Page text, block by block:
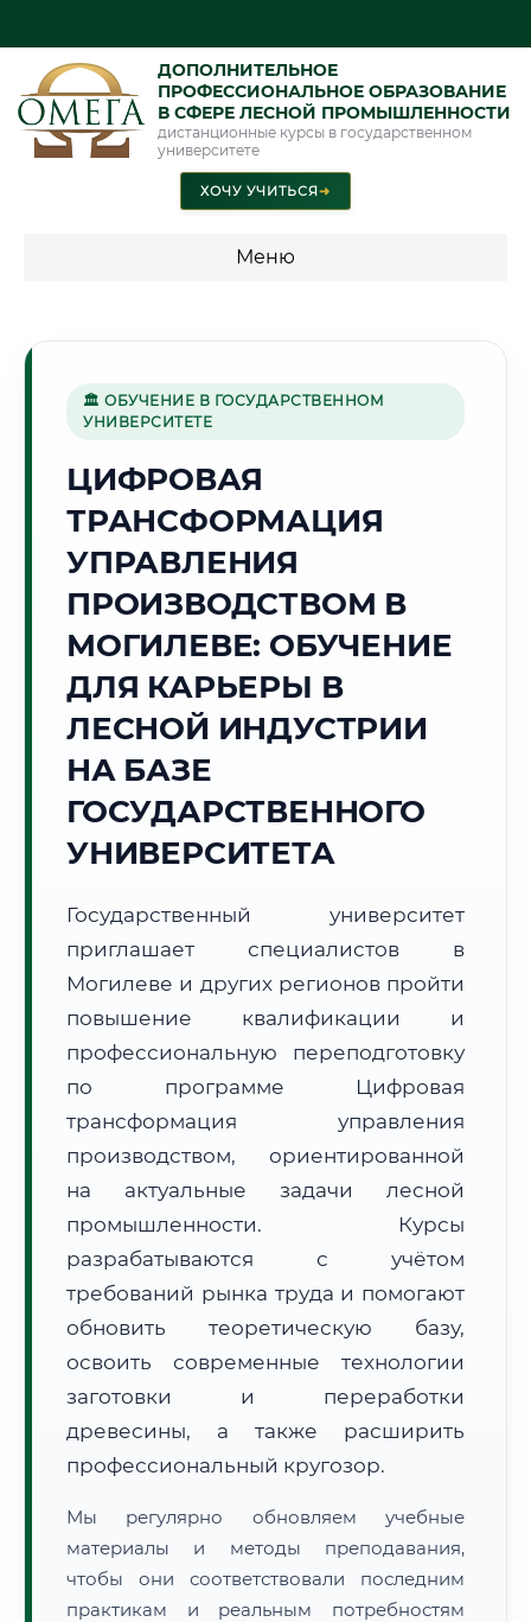
ДОПОЛНИТЕЛЬНОЕ
ПРОФЕССИОНАЛЬНОЕ ОБРАЗОВАНИЕ
В СФЕРЕ ЛЕСНОЙ ПРОМЫШЛЕННОСТИ
дистанционные курсы в государственном
университете
ХОЧУ УЧИТЬСЯ➜
Меню
промышленность"
🏙️
Г. МОГИЛЕВ
Точное местное время:
06:22:52
Пятница, 7 Августа
🌅 Восход:05:23 🌇 Закат:
20:46
Световой день:
Тел. код:
+375 (222)
Дистанционно
🗺️ Зона обслуживания: г. Могилев
Расчет логистики оригиналов:
• Маршрут транзита:~3 319 км
📜 Документы и аккредитация ФИС ФРДО
🏛 ОБУЧЕНИЕ В ГОСУДАРСТВЕННОМ
УНИВЕРСИТЕТЕ
ЦИФРОВАЯ
ТРАНСФОРМАЦИЯ
УПРАВЛЕНИЯ
ПРОИЗВОДСТВОМ В
МОГИЛЕВЕ: ОБУЧЕНИЕ
ДЛЯ КАРЬЕРЫ В
ЛЕСНОЙ ИНДУСТРИИ
НА БАЗЕ
ГОСУДАРСТВЕННОГО
УНИВЕРСИТЕТА
Государственный университет
приглашает специалистов в
Могилеве и других регионов пройти
повышение квалификации и
профессиональную переподготовку
по программе Цифровая
трансформация управления
производством, ориентированной
на актуальные задачи лесной
промышленности. Курсы
разрабатываются с учётом
требований рынка труда и помогают
обновить теоретическую базу,
освоить современные технологии
заготовки и переработки
древесины, а также расширить
профессиональный кругозор.
Мы регулярно обновляем учебные
материалы и методы преподавания,
чтобы они соответствовали последним
практикам и реальным потребностям